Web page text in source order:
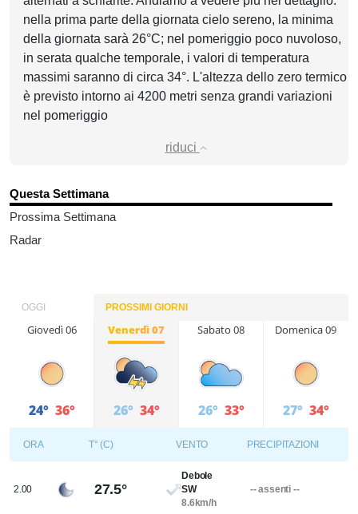
nella prima parte della giornata cielo sereno, la minima
della giornata sarà 26°C; nel pomeriggio poco nuvoloso,
in serata qualche temporale, i valori di temperatura
massimi saranno di circa 34°. L'altezza dello zero termico
è previsto intorno ai 4200 metri senza grandi variazioni
nel pomeriggio
riduci
Questa Settimana
Prossima Settimana
Radar
OGGI PROSSIMI GIORNI
Giovedì 06
24° 36°
Venerdì 07
26° 34°
Sabato 08
26° 33°
Domenica 09
27° 34°
ORA T° (C) VENTO PRECIPITAZIONI
2.00 27.5°
Debole
SW
8.6km/h
-- assenti --